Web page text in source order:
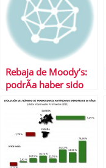
Rebaja de Moody’s:
podrÃ­a haber sido
peor